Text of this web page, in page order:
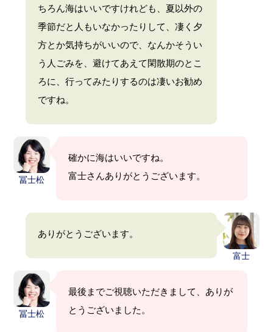
ちろん海はいいですけれども、夏以外の
季節だと人もいなかったりして、凄く夕
方とか気持ちがいいので、なんかそうい
う人ごみを、避けてあえて閑散期のとこ
ろに、行ってみたりするのは凄いお勧め
ですね。
冨士松
確かに海はいいですね。
富士さんありがとうございます。
富士
ありがとうございます。
冨士松
最後までご視聴いただきまして、ありが
とうございました。